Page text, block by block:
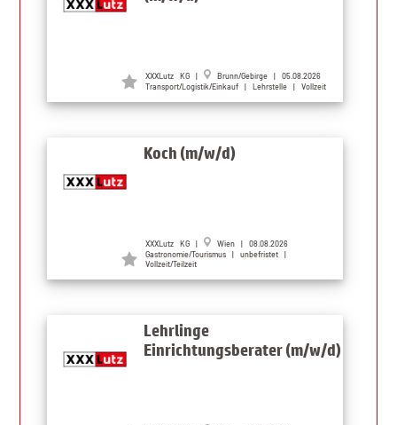
XXXLutz KG |
Brunn/Gebirge | 05.08.2026
Transport/Logistik/Einkauf | Lehrstelle | Vollzeit
Koch (m/w/d)
XXXLutz KG |
Wien | 08.08.2026
Gastronomie/Tourismus | unbefristet |
Vollzeit/Teilzeit
Lehrlinge
Einrichtungsberater (m/w/d)